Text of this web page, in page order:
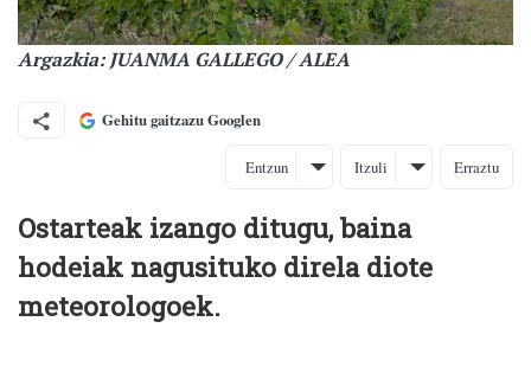
Argazkia: JUANMA GALLEGO / ALEA
Gehitu gaitzazu Googlen
Entzun Itzuli Erraztu
Ostarteak izango ditugu, baina
hodeiak nagusituko direla diote
meteorologoek.